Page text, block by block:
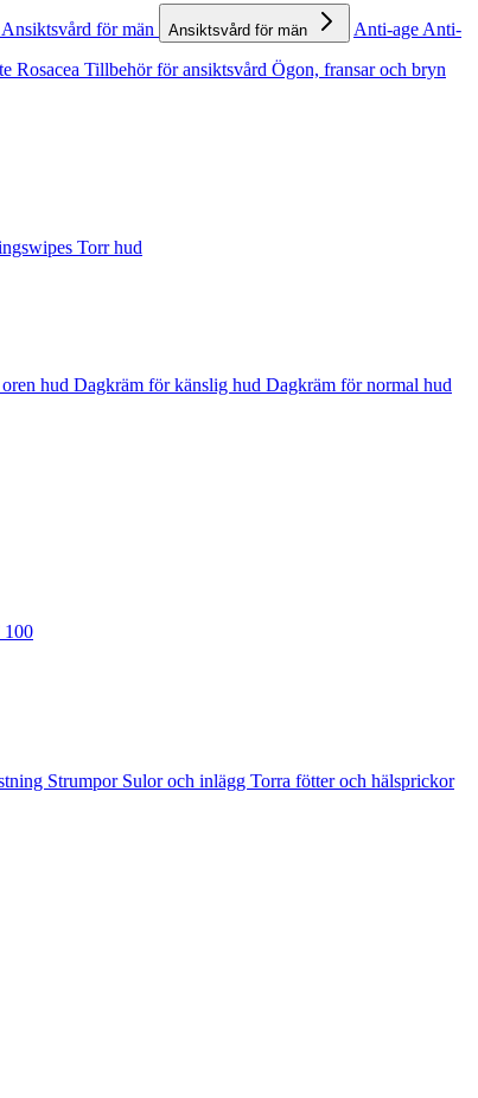
Ansiktsvård för män Ansiktsvård för män Anti-age Anti-
Rosacea Tillbehör för ansiktsvård Ögon, fransar och bryn
Torr hud
hud Dagkräm för känslig hud Dagkräm för normal hud
100
Strumpor Sulor och inlägg Torra fötter och hälsprickor